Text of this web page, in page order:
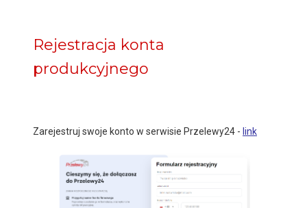
Rejestracja konta
produkcyjnego
Zarejestruj swoje konto w serwisie Przelewy24 - link